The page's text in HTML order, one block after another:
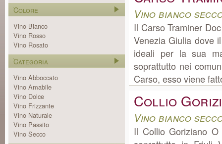
Colore
Vino Bianco
Vino Rosso
Vino Rosato
Categoria
Vino Abboccato
Vino Amabile
Vino Dolce
Vino Frizzante
Vino Naturale
Vino Passito
Vino Secco
Vino bianco
Il Carso Traminer
Venezia Giulia dove
ideali per la sua
soprattutto nei
Carso, esso viene
Collio
Vino bianco
Il Collio Goriziano